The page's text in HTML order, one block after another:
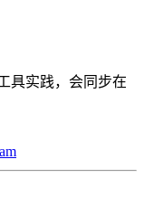
具实践，会同步在